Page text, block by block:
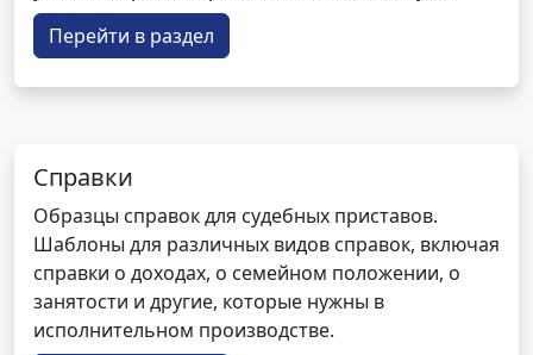
Перейти в раздел
Справки
Образцы справок для судебных приставов.
Шаблоны для различных видов справок, включая
справки о доходах, о семейном положении, о
занятости и другие, которые нужны в
исполнительном производстве.